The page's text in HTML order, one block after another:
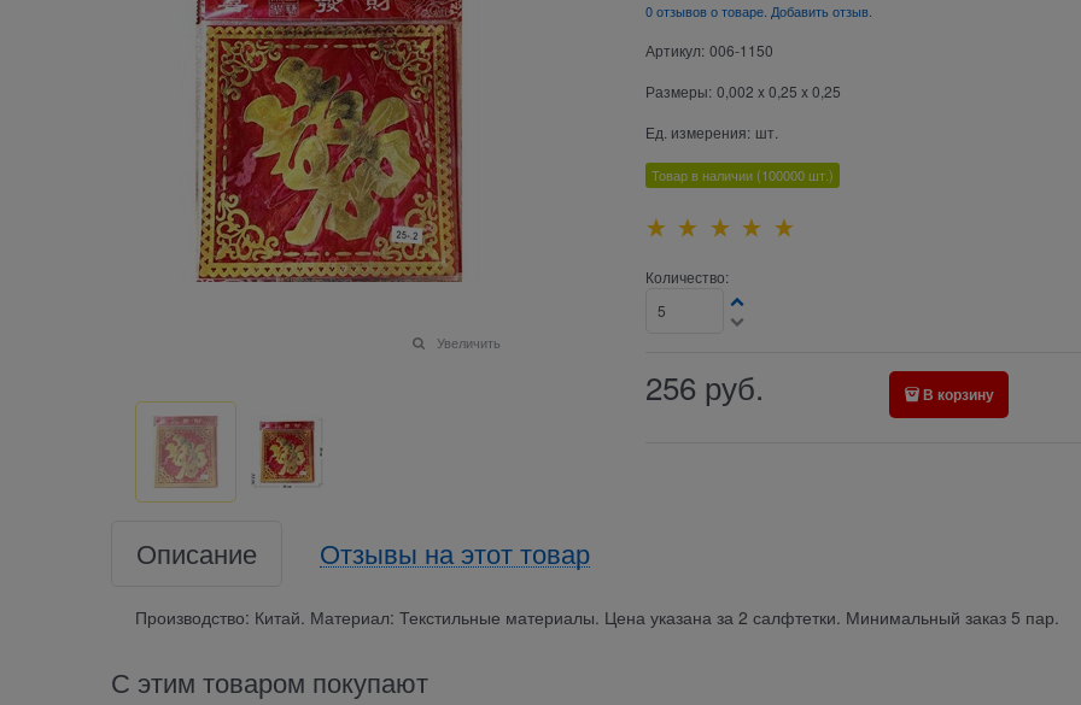
Увеличить
0 отзывов о товаре. Добавить отзыв.
Артикул: 006-1150
Размеры: 0,002 x 0,25 x 0,25
Ед. измерения: шт.
Товар в наличии (100000 шт.)
Количество:
256 руб. В корзину
Описание Отзывы на этот товар
Производство: Китай. Материал: Текстильные материалы. Цена указана за 2 салфтетки. Минимальный заказ 5 пар.
С этим товаром покупают